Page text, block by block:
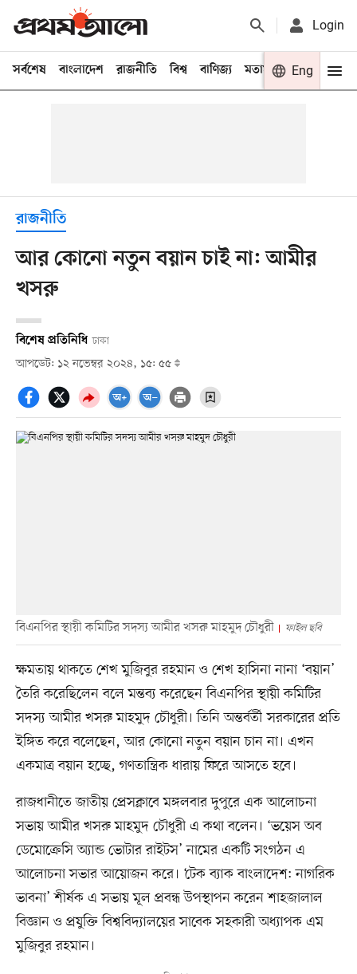
Login
সর্বশেষ বাংলাদেশ রাজনীতি বিশ্ব বাণিজ্য মতামত খেলা
Eng
রাজনীতি
আর কোনো নতুন বয়ান চাই না: আমীর
খসরু
বিশেষ প্রতিনিধি ঢাকা
আপডেট: ১২ নভেম্বর ২০২৪, ১৫: ৫৫
বিএনপির স্থায়ী কমিটির সদস্য আমীর খসরু মাহমুদ চৌধুরী ফাইল ছবি
ক্ষমতায় থাকতে শেখ মুজিবুর রহমান ও শেখ হাসিনা নানা ‘বয়ান’
তৈরি করেছিলেন বলে মন্তব্য করেছেন বিএনপির স্থায়ী কমিটির
সদস্য আমীর খসরু মাহমুদ চৌধুরী। তিনি অন্তর্বর্তী সরকারের প্রতি
ইঙ্গিত করে বলেছেন, আর কোনো নতুন বয়ান চান না। এখন
একমাত্র বয়ান হচ্ছে, গণতান্ত্রিক ধারায় ফিরে আসতে হবে।
রাজধানীতে জাতীয় প্রেসক্লাবে মঙ্গলবার দুপুরে এক আলোচনা
সভায় আমীর খসরু মাহমুদ চৌধুরী এ কথা বলেন। ‘ভয়েস অব
ডেমোক্রেসি অ্যান্ড ভোটার রাইটস’ নামের একটি সংগঠন এ
আলোচনা সভার আয়োজন করে। ‘টেক ব্যাক বাংলাদেশ: নাগরিক
ভাবনা’ শীর্ষক এ সভায় মূল প্রবন্ধ উপস্থাপন করেন শাহজালাল
বিজ্ঞান ও প্রযুক্তি বিশ্ববিদ্যালয়ের সাবেক সহকারী অধ্যাপক এম
মুজিবুর রহমান।